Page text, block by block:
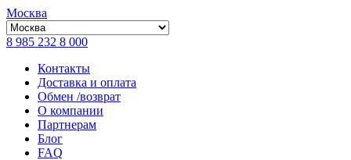
Москва
8 985 232 8 000
Контакты
Доставка и оплата
Обмен /возврат
О компании
Партнерам
Блог
FAQ